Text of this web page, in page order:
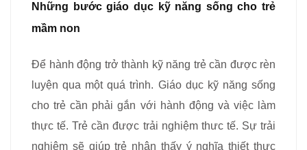
Những bước giáo dục kỹ năng sống cho trẻ
mầm non
Để hành động trở thành kỹ năng trẻ cần được rèn
luyện qua một quá trình. Giáo dục kỹ năng sống
cho trẻ cần phải gắn với hành động và việc làm
thực tế. Trẻ cần được trải nghiệm thưc tế. Sự trải
nghiệm sẽ giúp trẻ nhận thấy ý nghĩa thiết thực